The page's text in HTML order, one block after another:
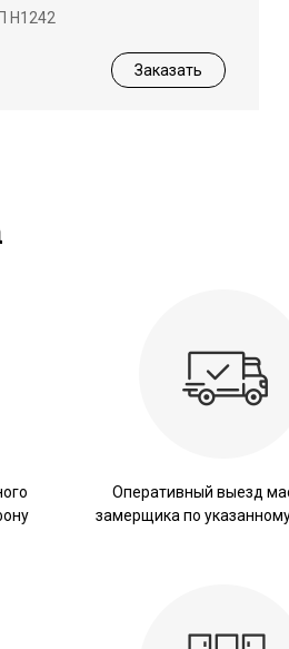
Н1242
Заказать
Оперативный выезд
замерщика по